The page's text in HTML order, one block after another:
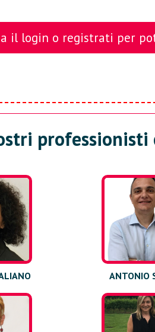
il login o registrati per
professionisti
ANTONIO